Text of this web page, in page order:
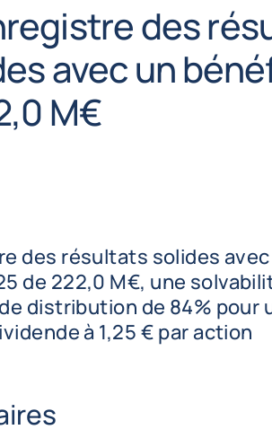
des
avec un
M€
des résultats solides
de 222,0 M€, une
distribution de 84% pour
à 1,25 € par action